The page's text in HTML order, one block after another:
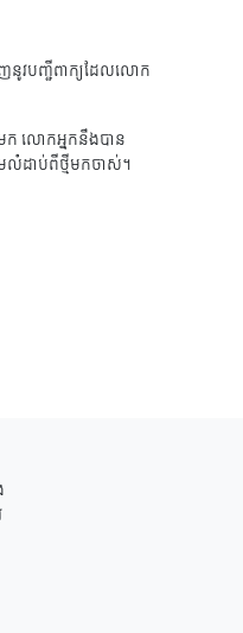
នូវបញ្ជីពាក្យដែលលោក
ក លោកអ្នកនឹងបាន
លំដាប់ពីថ្មីមកចាស់។